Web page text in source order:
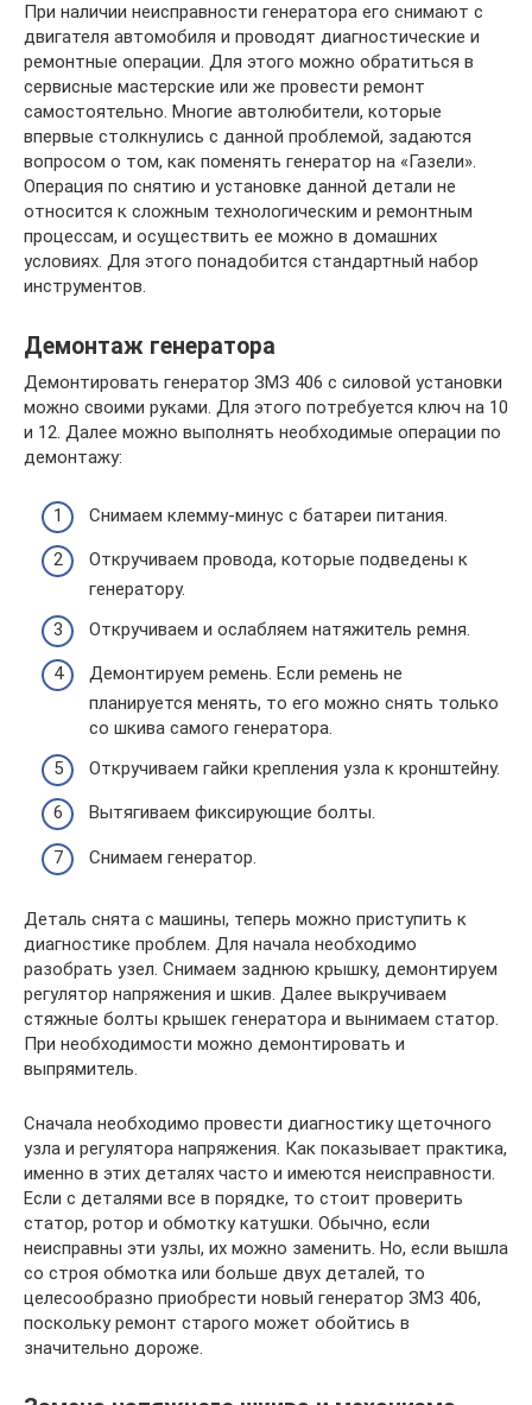
При наличии неисправности генератора его снимают с
двигателя автомобиля и проводят диагностические и
ремонтные операции. Для этого можно обратиться в
сервисные мастерские или же провести ремонт
самостоятельно. Многие автолюбители, которые
впервые столкнулись с данной проблемой, задаются
вопросом о том, как поменять генератор на «Газели».
Операция по снятию и установке данной детали не
относится к сложным технологическим и ремонтным
процессам, и осуществить ее можно в домашних
условиях. Для этого понадобится стандартный набор
инструментов.
Демонтаж генератора
Демонтировать генератор ЗМЗ 406 с силовой установки
можно своими руками. Для этого потребуется ключ на 10
и 12. Далее можно выполнять необходимые операции по
демонтажу:
Снимаем клемму-минус с батареи питания.
Откручиваем провода, которые подведены к
генератору.
Откручиваем и ослабляем натяжитель ремня.
Демонтируем ремень. Если ремень не
планируется менять, то его можно снять только
со шкива самого генератора.
Откручиваем гайки крепления узла к кронштейну.
Вытягиваем фиксирующие болты.
Снимаем генератор.
Деталь снята с машины, теперь можно приступить к
диагностике проблем. Для начала необходимо
разобрать узел. Снимаем заднюю крышку, демонтируем
регулятор напряжения и шкив. Далее выкручиваем
стяжные болты крышек генератора и вынимаем статор.
При необходимости можно демонтировать и
выпрямитель.
Сначала необходимо провести диагностику щеточного
узла и регулятора напряжения. Как показывает практика,
именно в этих деталях часто и имеются неисправности.
Если с деталями все в порядке, то стоит проверить
статор, ротор и обмотку катушки. Обычно, если
неисправны эти узлы, их можно заменить. Но, если вышла
со строя обмотка или больше двух деталей, то
целесообразно приобрести новый генератор ЗМЗ 406,
поскольку ремонт старого может обойтись в
значительно дороже.